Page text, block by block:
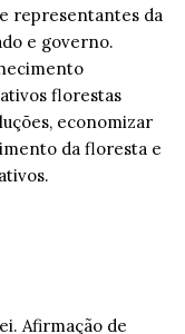
representantes da
e governo.
florestas
economizar
da floresta e
Afirmação de